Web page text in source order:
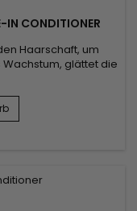
IN CONDITIONER
Haarschaft, um
glättet die
erleichtert das
und Kokosnussöl
Long and Luxe Gro
geschwächtes